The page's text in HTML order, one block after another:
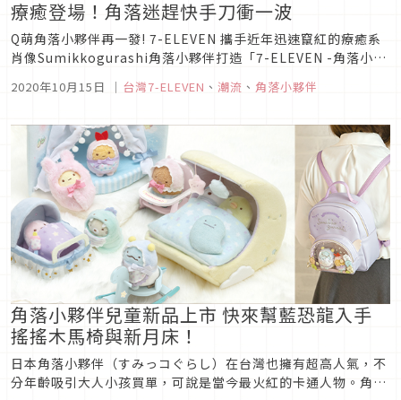
療癒登場！角落迷趕快手刀衝一波
Q萌角落小夥伴再一發! 7-ELEVEN 攜手近年迅速竄紅的療癒系
肖像Sumikkogurashi角落小夥伴打造「7-ELEVEN -角落小夥
X特別繪製，專屬於7-ELEVEN獨家使用的烘焙主題廚師造型
2020年10月15日 ｜ 台灣7-ELEVEN 、 潮流 、 角落小夥伴
角落小夥伴兒童新品上市 快來幫藍恐龍入手
搖搖木馬椅與新月床！
日本角落小夥伴（すみっコぐらし）在台灣也擁有超高人氣，不
分年齡吸引大人小孩買單，可說是當今最火紅的卡通人物。角落